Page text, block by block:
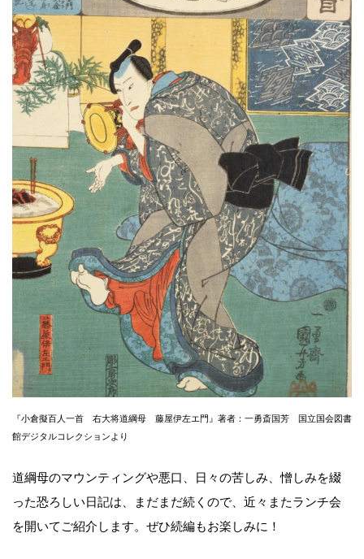
『小倉擬百人一首 右大将道綱母 藤屋伊左エ門』著者：一勇斎国芳 国立国会図書
館デジタルコレクションより
道綱母のマウンティングや悪口、日々の苦しみ、憎しみを綴
った恐ろしい日記は、まだまだ続くので、近々またランチ会
を開いてご紹介します。ぜひ続編もお楽しみに！